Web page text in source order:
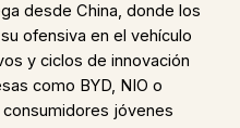
desde China, donde los
ofensiva en el vehículo
y ciclos de innovación
como BYD, NIO o
jóvenes